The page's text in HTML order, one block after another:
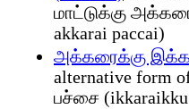
மாட்டுக்கு
akkarai paccai)
அக்கரைக்கு
alternative
பச்சை (ikkaraikku